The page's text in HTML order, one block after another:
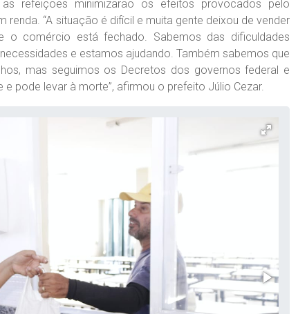
refeições minimizarão os efeitos provocados pelo
renda. “A situação é difícil e muita gente deixou de vender
o comércio está fechado. Sabemos das dificuldades
e estamos ajudando. Também sabemos que
mas seguimos os Decretos dos governos federal e
pode levar à morte”, afirmou o prefeito Júlio Cezar.